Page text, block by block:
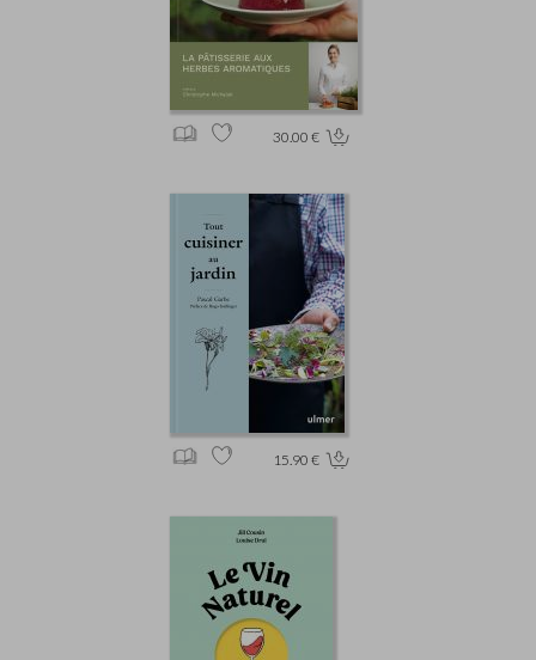
30.00 €
15.90 €